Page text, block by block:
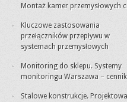
Montaż kamer przemysłowych
Kluczowe zastosowania
przełączników przepływu w
systemach przemysłowych
Monitoring do sklepu. Systemy
monitoringu Warszawa – cennik
Stalowe konstrukcje.